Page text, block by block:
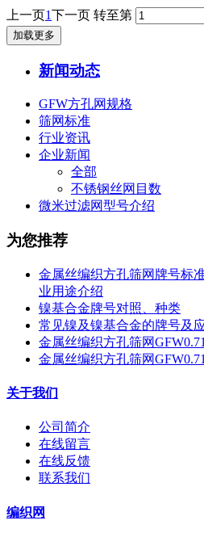
上一页1下一页 转至第
加载更多
新闻动态
GFW方孔网规格
筛网标准
行业资讯
企业新闻
全部
不锈钢丝网目数
微米过滤网型号介绍
为您推荐
金属丝编织方孔筛网牌号标
业用途介绍
镍基合金牌号对照、种类
常见镍及镍基合金的牌号及
金属丝编织方孔筛网
金属丝编织方孔筛网
关于我们
公司简介
在线留言
在线反馈
联系我们
编织网